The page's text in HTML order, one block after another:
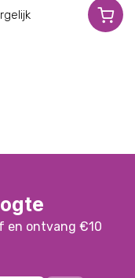
en ontvang €10